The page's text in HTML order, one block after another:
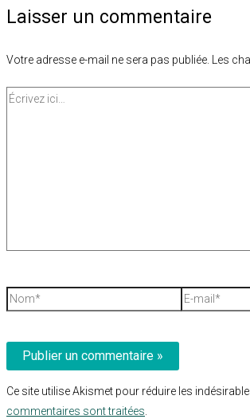
Laisser un commentaire
Votre adresse e-mail ne sera pas publiée. Les
Écrivez
Nom*
E-
mail*
Ce site utilise Akismet pour réduire les
commentaires sont traitées.